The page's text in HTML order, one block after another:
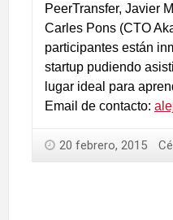
PeerTransfer, Javier
Carles Pons (CTO
participantes están
startup pudiendo
lugar ideal para
Email de contacto:
20 febrero, 2015